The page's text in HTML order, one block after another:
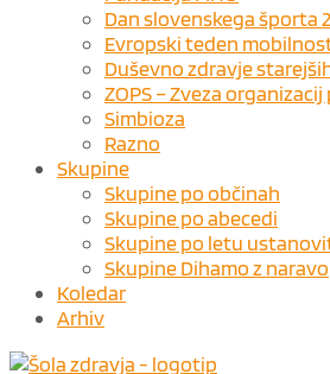
Dan slovenskega športa
Evropski teden
Duševno zdravje
ZOPS – Zveza
Simbioza
Razno
Skupine
Skupine po občinah
Skupine po abecedi
Skupine po letu
Skupine Dihamo z naravo
Koledar
Arhiv